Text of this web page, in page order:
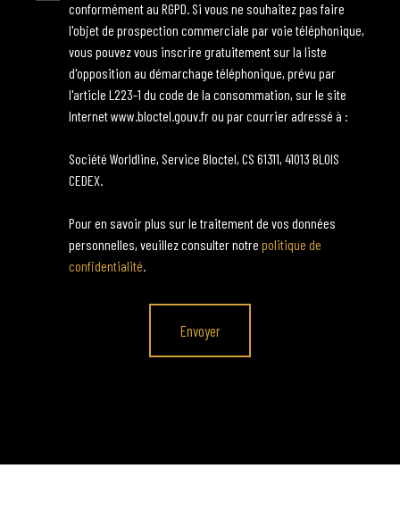
conformément au RGPD. Si vous ne souhaitez pas faire
l'objet de prospection commerciale par voie téléphonique,
vous pouvez vous inscrire gratuitement sur la liste
d'opposition au démarchage téléphonique, prévu par
l'article L223-1 du code de la consommation, sur le site
Internet www.bloctel.gouv.fr ou par courrier adressé à :
Société Worldline, Service Bloctel, CS 61311, 41013 BLOIS
CEDEX.
Pour en savoir plus sur le traitement de vos données
personnelles, veuillez consulter notre politique de
confidentialité.
Envoyer